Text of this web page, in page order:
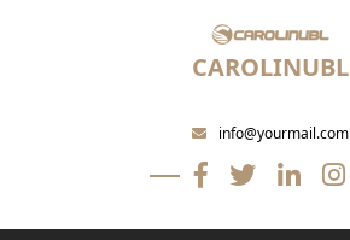
CAROLINUBL
info@yourmail.com